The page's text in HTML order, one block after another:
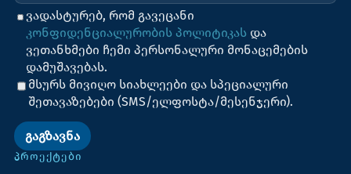
ვადასტურებ, რომ გავეცანი
კონფიდენციალურობის პოლიტიკას და
ვეთანხმები ჩემი პერსონალური მონაცემების
დამუშავებას.
მსურს მივიღო სიახლეები და სპეციალური
შეთავაზებები (SMS/ელფოსტა/მესენჯერი).
ᲒᲐᲒᲖᲐᲕᲜᲐ
ᲞᲠᲝᲔᲥᲢᲔᲑᲘ